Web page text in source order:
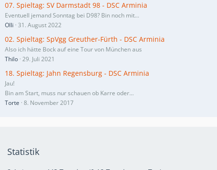
07. Spieltag: SV Darmstadt 98 - DSC Arminia
Eventuell jemand Sonntag bei D98? Bin noch mit…
Olli 31. August 2022
02. Spieltag: SpVgg Greuther-Fürth - DSC Arminia
Also ich hätte Bock auf eine Tour von München aus
Thilo 29. Juli 2021
18. Spieltag: Jahn Regensburg - DSC Arminia
Jau!
Bin am Start, muss nur schauen ob Karre oder…
Torte 8. November 2017
Statistik